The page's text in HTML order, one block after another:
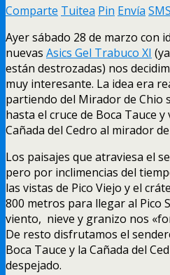
Comparte Tuitea Pin Envía SMS
Ayer sábado 28 de marzo con
nuevas Asics Gel Trabuco XI
están destrozadas) nos
muy interesante. La idea era
partiendo del Mirador de Chio
hasta el cruce de Boca Tauce
Cañada del Cedro al mirador
Los paisajes que atraviesa el
pero por inclimencias del
las vistas de Pico Viejo y el
800 metros para llegar al Pico
viento, nieve y granizo nos
De resto disfrutamos el
Boca Tauce y la Cañada del
despejado.